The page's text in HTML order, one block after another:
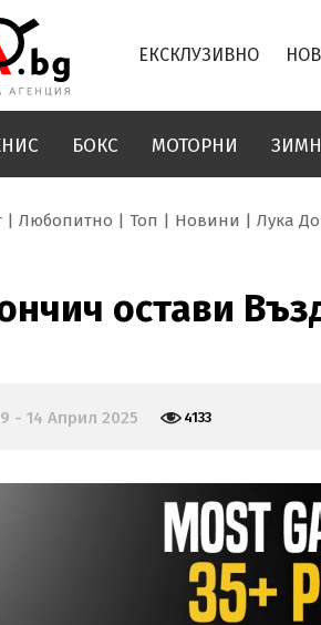
ЕКСКЛУЗИВНО
БОКС МОТОРНИ
Любопитно Топ Новини Лука
остави
- 14 Април 2025 4133